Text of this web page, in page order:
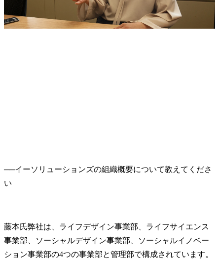
──イーソリューションズの組織概要について教えてくださ
藤本氏弊社は、ライフデザイン事業部、ライフサイエンス
事業部、ソーシャルデザイン事業部、ソーシャルイノベー
ション事業部の4つの事業部と管理部で構成されています。